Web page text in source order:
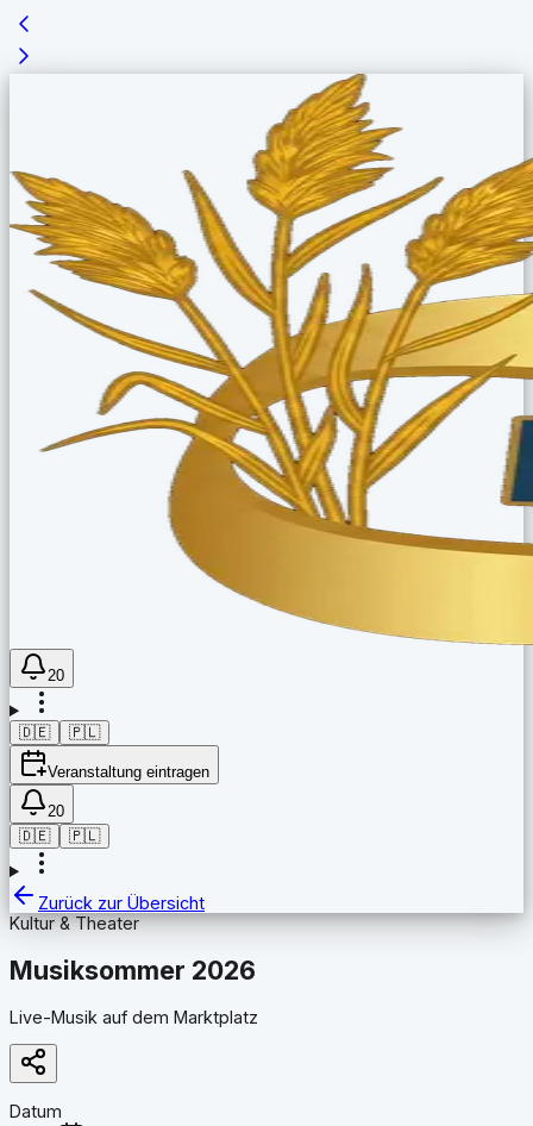
20
🇩🇪 🇵🇱
Veranstaltung eintragen
20
🇩🇪
🇵🇱
Zurück zur Übersicht
Kultur & Theater
Musiksommer 2026
Live-Musik auf dem Marktplatz
Datum